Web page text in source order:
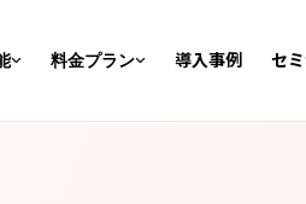
料金プラン 導入事例 セ